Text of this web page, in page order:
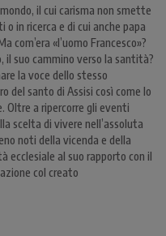
il cui carisma non smette
in ricerca e di cui anche papa
com’era «l’uomo Francesco»?
il suo cammino verso la santità?
la voce dello stesso
del santo di Assisi così come lo
Oltre a ripercorre gli eventi
scelta di vivere nell’assoluta
noti della vicenda e della
ecclesiale al suo rapporto con il
col creato